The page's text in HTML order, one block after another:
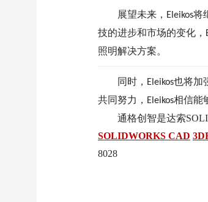
展望未来， Eleikos将
技的进步和市场的变化，
照明解决方案。
同时， Eleikos也将加
共同努力， Eleikos相信能
通格创智是达索
SOLIDWORKS CAD
8028